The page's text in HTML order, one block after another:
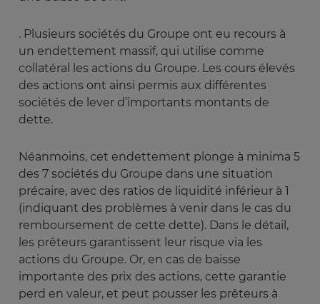
. Plusieurs sociétés du Groupe ont eu recours à
un endettement massif, qui utilise comme
collatéral les actions du Groupe. Les cours élevés
des actions ont ainsi permis aux différentes
sociétés de lever d’importants montants de
dette.
Néanmoins, cet endettement plonge à minima 5
des 7 sociétés du Groupe dans une situation
précaire, avec des ratios de liquidité inférieur à 1
(indiquant des problèmes à venir dans le cas du
remboursement de cette dette). Dans le détail,
les prêteurs garantissent leur risque via les
actions du Groupe. Or, en cas de baisse
importante des prix des actions, cette garantie
perd en valeur, et peut pousser les prêteurs à